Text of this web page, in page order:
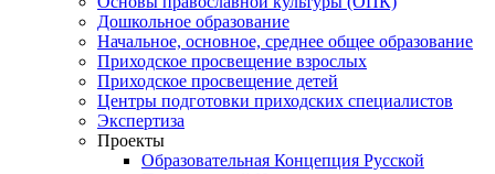
Дошкольное образование
Начальное, основное, среднее общее образование
Приходское просвещение взрослых
Приходское просвещение детей
Центры подготовки приходских специалистов
Экспертиза
Проекты
Образовательная Концепция Русской